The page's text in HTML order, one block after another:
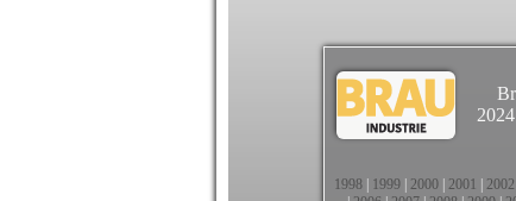
2024
1998 1999 2000 2001 2002